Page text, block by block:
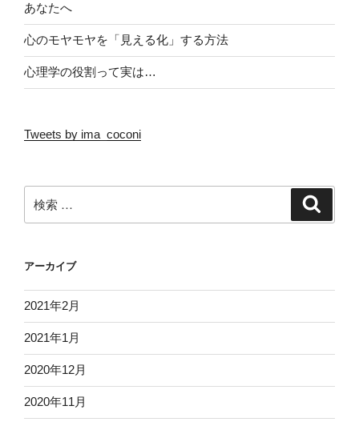
あなたへ
心のモヤモヤを「見える化」する方法
心理学の役割って実は…
Tweets by ima_coconi
索:
アーカイブ
2021年2月
2021年1月
2020年12月
2020年11月